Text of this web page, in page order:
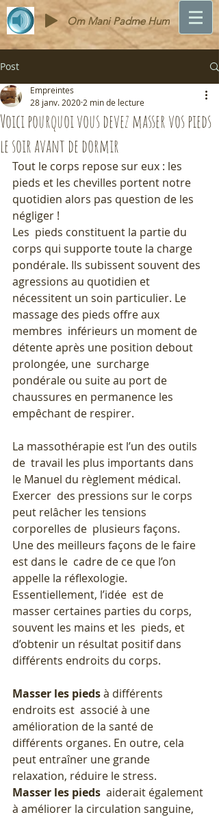
Om Mani Padme Hum
Post
Voici pourquoi vous devez masser vos pieds
le soir avant de dormir
Empreintes
28 janv. 2020 2 min de lecture
Tout le corps repose sur eux : les
pieds et les chevilles portent notre
quotidien alors pas question de les
négliger !
Les  pieds constituent la partie du
corps qui supporte toute la charge
pondérale. Ils subissent souvent des
agressions au quotidien et
nécessitent un soin particulier. Le
massage des pieds offre aux
membres  inférieurs un moment de
détente après une position debout
prolongée, une  surcharge
pondérale ou suite au port de
chaussures en permanence les
empêchant de respirer.
La massothérapie est l’un des outils
de  travail les plus importants dans
le Manuel du règlement médical.
Exercer  des pressions sur le corps
peut relâcher les tensions
corporelles de  plusieurs façons.
Une des meilleurs façons de le faire
est dans le  cadre de ce que l’on
appelle la réflexologie.
Essentiellement, l’idée  est de
masser certaines parties du corps,
souvent les mains et les  pieds, et
d’obtenir un résultat positif dans
différents endroits du corps.
Masser les pieds à différents
endroits est  associé à une
amélioration de la santé de
différents organes. En outre, cela
peut entraîner une grande
relaxation, réduire le stress.
Masser les pieds
  aiderait également
à améliorer la circulation sanguine,